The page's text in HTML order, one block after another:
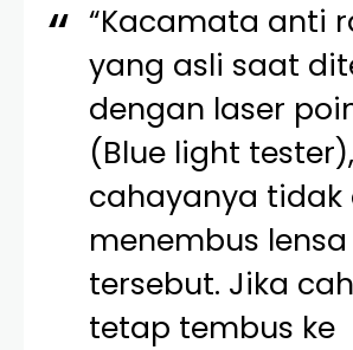
“Kacamata anti
yang asli saat
dengan laser
(Blue light tester),
cahayanya tidak
menembus lensa
tersebut. Jika
tetap tembus ke